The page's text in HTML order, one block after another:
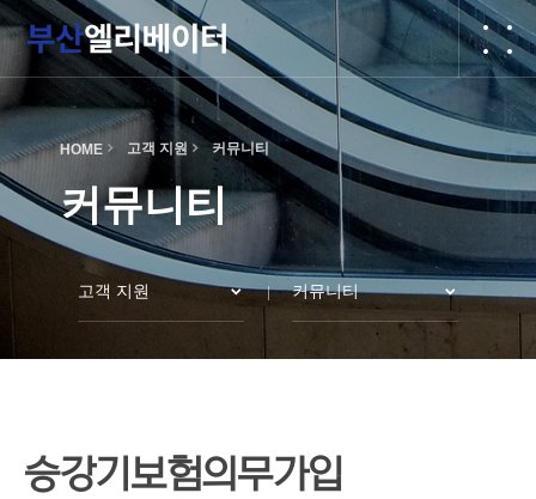
HOME 고객 지원 커뮤니티
커뮤니티
고객 지원 커뮤니티
승강기보험의무가입